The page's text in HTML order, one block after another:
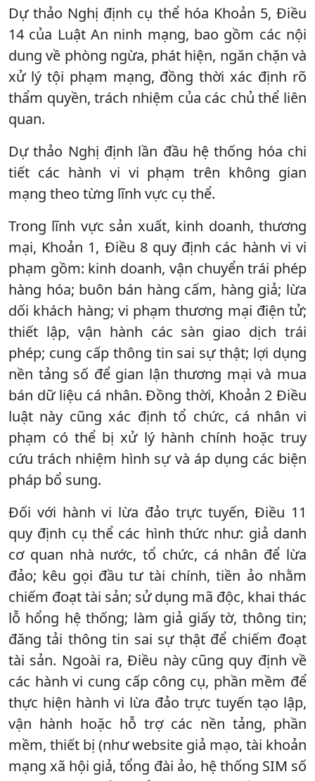
Dự thảo Nghị định cụ thể hóa Khoản 5, Điều
14 của Luật An ninh mạng, bao gồm các nội
dung về phòng ngừa, phát hiện, ngăn chặn và
xử lý tội phạm mạng, đồng thời xác định rõ
thẩm quyền, trách nhiệm của các chủ thể liên
quan.
Dự thảo Nghị định lần đầu hệ thống hóa chi
tiết các hành vi vi phạm trên không gian
mạng theo từng lĩnh vực cụ thể.
Trong lĩnh vực sản xuất, kinh doanh, thương
mại, Khoản 1, Điều 8 quy định các hành vi vi
phạm gồm: kinh doanh, vận chuyển trái phép
hàng hóa; buôn bán hàng cấm, hàng giả; lừa
dối khách hàng; vi phạm thương mại điện tử;
thiết lập, vận hành các sàn giao dịch trái
phép; cung cấp thông tin sai sự thật; lợi dụng
nền tảng số để gian lận thương mại và mua
bán dữ liệu cá nhân. Đồng thời, Khoản 2 Điều
luật này cũng xác định tổ chức, cá nhân vi
phạm có thể bị xử lý hành chính hoặc truy
cứu trách nhiệm hình sự và áp dụng các biện
pháp bổ sung.
Đối với hành vi lừa đảo trực tuyến, Điều 11
quy định cụ thể các hình thức như: giả danh
cơ quan nhà nước, tổ chức, cá nhân để lừa
đảo; kêu gọi đầu tư tài chính, tiền ảo nhằm
chiếm đoạt tài sản; sử dụng mã độc, khai thác
lỗ hổng hệ thống; làm giả giấy tờ, thông tin;
đăng tải thông tin sai sự thật để chiếm đoạt
tài sản. Ngoài ra, Điều này cũng quy định về
các hành vi cung cấp công cụ, phần mềm để
thực hiện hành vi lừa đảo trực tuyến tạo lập,
vận hành hoặc hỗ trợ các nền tảng, phần
mềm, thiết bị (như website giả mạo, tài khoản
mạng xã hội giả, tổng đài ảo, hệ thống SIM số